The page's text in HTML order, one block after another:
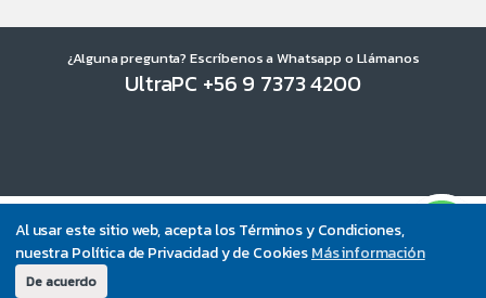
Al usar este sitio web, acepta los Términos y Condiciones,
nuestra Política de Privacidad y de CookiesMás información
De acuerdo
¿Alguna pregunta? Escríbenos a Whatsapp o Llámanos
UltraPC +56 9 7373 4200